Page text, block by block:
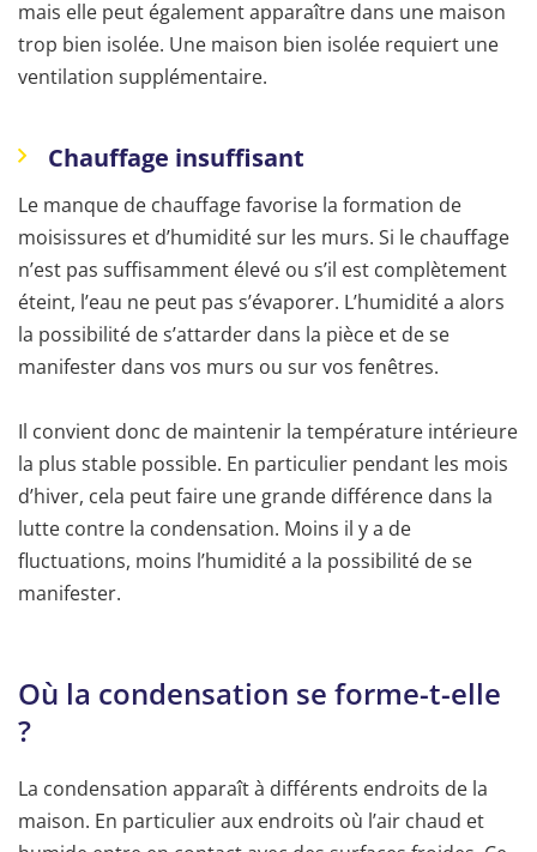
mais elle peut également apparaître dans une maison
trop bien isolée. Une maison bien isolée requiert une
ventilation supplémentaire.
Chauffage insuffisant
Le manque de chauffage favorise la formation de
moisissures et d’humidité sur les murs. Si le chauffage
n’est pas suffisamment élevé ou s’il est complètement
éteint, l’eau ne peut pas s’évaporer. L’humidité a alors
la possibilité de s’attarder dans la pièce et de se
manifester dans vos murs ou sur vos fenêtres.
Il convient donc de maintenir la température intérieure
la plus stable possible. En particulier pendant les mois
d’hiver, cela peut faire une grande différence dans la
lutte contre la condensation. Moins il y a de
fluctuations, moins l’humidité a la possibilité de se
manifester.
Où la condensation se forme-t-elle
?
La condensation apparaît à différents endroits de la
maison. En particulier aux endroits où l’air chaud et